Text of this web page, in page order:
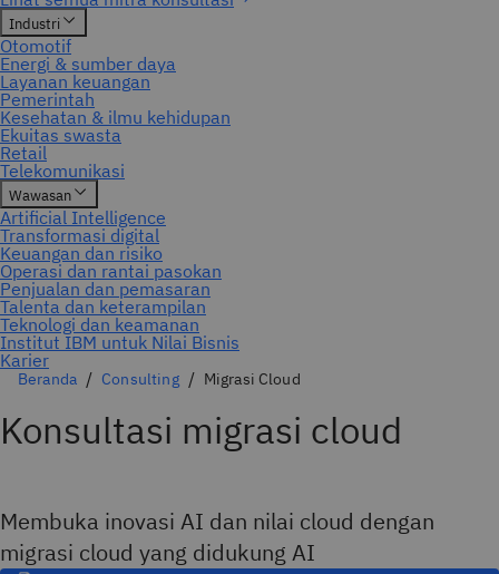
Beranda Consulting Migrasi Cloud
Konsultasi migrasi cloud
Membuka inovasi AI dan nilai cloud dengan
migrasi cloud yang didukung AI